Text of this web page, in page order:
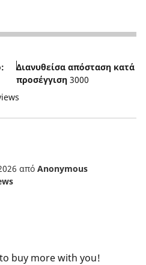
Διανυθείσα απόσταση κατά
προσέγγιση3000
από Anonymous
buy more with you!